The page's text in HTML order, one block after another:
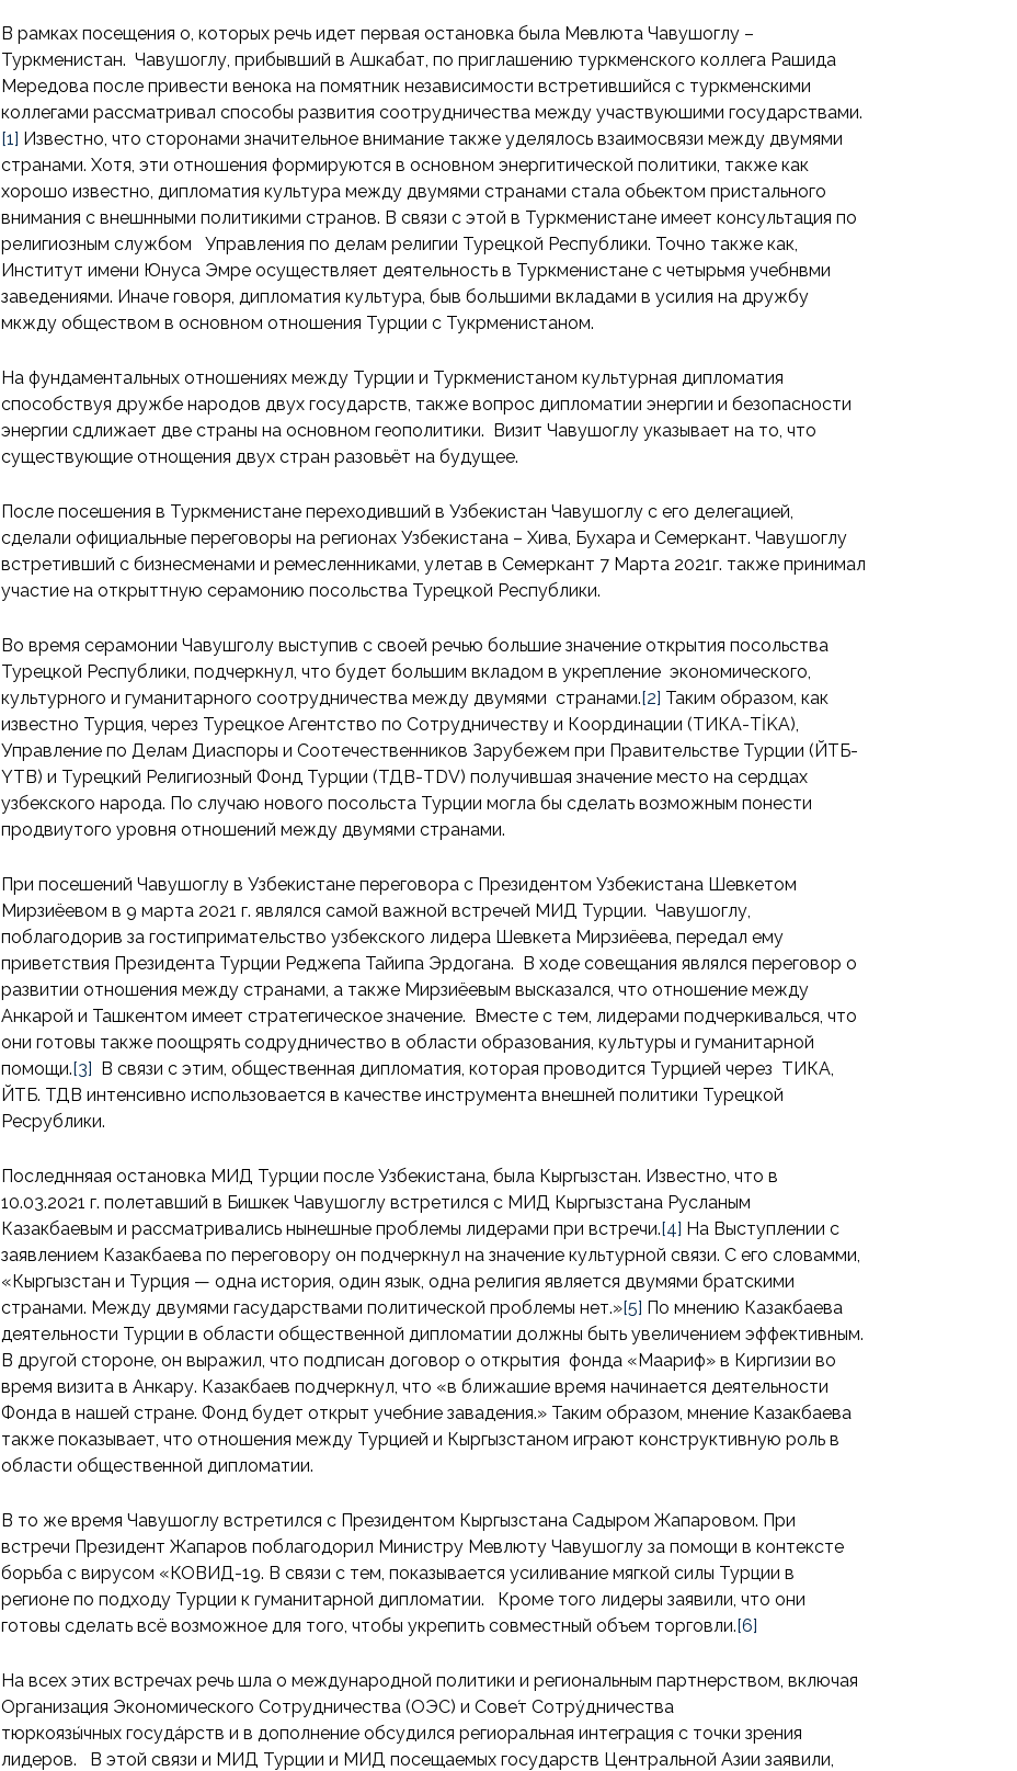
В рамках посещения о, которых речь идет первая остановка была Мевлюта Чавушоглу –
Туркменистан. Чавушоглу, прибывший в Ашкабат, по приглашению туркменского коллега Рашида
Мередова после привести венока на помятник независимости встретившийся с туркменскими
коллегами рассматривал способы развития соотрудничества между участвуюшими государствами.
[1] Известно, что сторонами значительное внимание также уделялось взаимосвязи между двумями
странами. Хотя, эти отношения формируются в основном энергитической политики, также как
хорошо известно, дипломатия культура между двумями странами стала обьектом пристального
внимания с внешнными политикими странов. В связи с этой в Туркменистане имеет консультация по
религиозным службом Управления по делам религии Турецкой Республики. Точно также как,
Институт имени Юнуса Эмре осуществляет деятельность в Туркменистане с четырьмя учебнвми
заведениями. Иначе говоря, дипломатия культура, быв большими вкладами в усилия на дружбу
мкжду обществом в основном отношения Турции с Тукрменистаном.
На фундаментальных отношениях между Турции и Туркменистаном культурная дипломатия
способствуя дружбе народов двух государств, также вопрос дипломатии энергии и безопасности
энергии сдлижает две страны на основном геополитики. Визит Чавушоглу указывает на то, что
существующие отнощения двух стран разовьёт на будущее.
После посешения в Туркменистане переходивший в Узбекистан Чавушоглу с его делегацией,
сделали официальные переговоры на регионах Узбекистана – Хива, Бухара и Семеркант. Чавушоглу
встретивший с бизнесменами и ремесленниками, улетав в Семеркант 7 Марта 2021г. также принимал
участие на открыттную серамонию посольства Турецкой Республики.
Во время серамонии Чавушголу выступив с своей речью большие значение открытия посольства
Турецкой Республики, подчеркнул, что будет большим вкладом в укрепление экономического,
культурного и гуманитарного соотрудничества между двумями странами.[2] Таким образом, как
известно Турция, через Турецкое Агентство по Сотрудничеству и Координации (ТИКА-TİKA),
Управление по Делам Диаспоры и Соотечественников Зарубежем при Правительстве Турции (ЙТБ-
YTB) и Турецкий Религиозный Фонд Турции (ТДВ-TDV) получившая значение место на сердцах
узбекского народа. По случаю нового посольста Турции могла бы сделать возможным понести
продвиутого уровня отношений между двумями странами.
При посешений Чавушоглу в Узбекистане переговора с Президентом Узбекистана Шевкетом
Мирзиёевом в 9 марта 2021 г. являлся самой важной встречей МИД Турции. Чавушоглу,
поблагодорив за гостипримательство узбекского лидера Шевкета Мирзиёева, передал ему
приветствия Президента Турции Реджепа Тайипа Эрдогана. В ходе совещания являлся переговор о
развитии отношения между странами, а также Мирзиёевым высказался, что отношение между
Анкарой и Ташкентом имеет стратегическое значение. Вместе с тем, лидерами подчеркивалься, что
они готовы также поощрять cодрудничество в области образования, культуры и гуманитарной
помощи.[3] В связи с этим, общественная дипломатия, которая проводится Турцией через ТИКА,
ЙТБ. ТДВ интенсивно использовается в качестве инструмента внешней политики Турецкой
Ресрублики.
Последнняая остановка МИД Турции после Узбекистана, была Кыргызстан. Известно, что в
10.03.2021 г. полетавший в Бишкек Чавушоглу встретился с МИД Кыргызстана Русланым
Казакбаевым и рассматривались нынешные проблемы лидерами при встречи.[4] На Выступлении с
заявлением Казакбаева по переговору он подчеркнул на значение культурной связи. С его словамми,
«Кыргызстан и Турция — одна история, один язык, одна религия является двумями братскими
странами. Между двумями гасударствами политической проблемы нет.»[5] По мнению Казакбаева
деятельности Турции в области общественной дипломатии должны быть увеличением эффективным.
В другой стороне, он выражил, что подписан договор о открытия фонда «Маариф» в Киргизии во
время визита в Анкару. Казакбаев подчеркнул, что «в ближашие время начинается деятельности
Фонда в нашей стране. Фонд будет открыт учебние завадения.» Таким образом, мнение Казакбаева
также показывает, что отношения между Турцией и Кыргызстаном играют конструктивную роль в
области общественной дипломатии.
В то же время Чавушоглу встретился с Президентом Кыргызстана Садыром Жапаровом. При
встречи Президент Жапаров поблагодорил Министру Мевлюту Чавушоглу за помощи в контексте
борьба с вирусом «КОВИД-19. В связи с тем, показывается усиливание мягкой силы Турции в
регионе по подходу Турции к гуманитарной дипломатии. Кроме того лидеры заявили, что они
готовы сделать всё возможное для того, чтобы укрепить совместный объем торговли.[6]
На всех этих встречах речь шла о международной политики и региональным партнерством, включая
Организация Экономического Сотрудничества (ОЭС) и Сове́т Сотру́дничества
тюркоязы́чных госуда́рств и в дополнение обсудился региоральная интеграция с точки зрения
лидеров. В этой связи и МИД Турции и МИД посещаемых государств Центральной Азии заявили,